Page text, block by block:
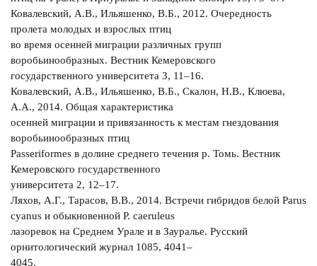
Ковалевский, А.В., Ильяшенко, В.Б., 2012. Очередность
пролета молодых и взрослых птиц
во время осенней миграции различных групп
воробьинообразных. Вестник Кемеровского
государственного университета 3, 11–16.
Ковалевский, А.В., Ильяшенко, В.Б., Скалон, Н.В., Клюева,
А.А., 2014. Общая характеристика
осенней миграции и привязанность к местам гнездования
воробьинообразных птиц
Passeriformes в долине среднего течения р. Томь. Вестник
Кемеровского государственного
университета 2, 12–17.
Ляхов, А.Г., Тарасов, В.В., 2014. Встречи гибридов белой Parus
cyanus и обыкновенной P. caeruleus
лазоревок на Среднем Урале и в Зауралье. Русский
орнитологический журнал 1085, 4041–
4045.